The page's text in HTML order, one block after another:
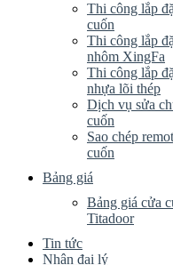
Thi công lắp
cuốn
Thi công lắp
nhôm XingFa
Thi công lắp
nhựa lõi thép
Dịch vụ sửa
cuốn
Sao chép
cuốn
Bảng giá
Bảng giá cửa
Titadoor
Tin tức
Nhận đại lý